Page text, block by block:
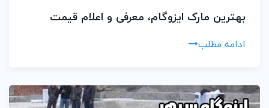
بهترین مارک ایزوگام، معرفی و اعلام قیمت
ادامه مطلب